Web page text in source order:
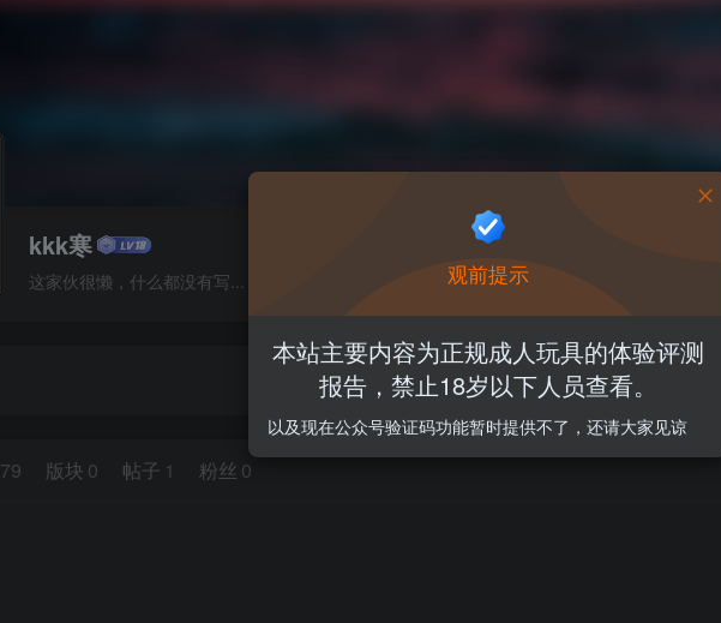
kkk寒
这家伙很懒，什么都没有写...
本站禁止18岁以下用户访问, 站内每个月还会开启积分活动，详情看论坛内告示
79 版块 0 帖子 1 粉丝 0
观前提示
本站主要内容为正规成人玩具的体验评测
报告，禁止18岁以下人员查看。
以及现在公众号验证码功能暂时提供不了，还请大家见谅